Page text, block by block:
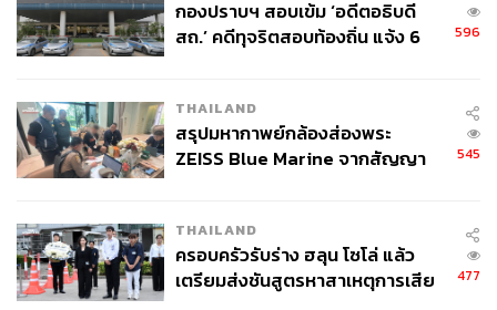
หากฝ่าฝืนก็ไม่ได้มีสภาพบังคับหรือบทลงโทษว่าจะเป็น
อย่างไร โดยส่วนใหญ่หากดำเนินกิจกรรมก็จะเข้าข่ายฝ่าฝืน
ยิ่งชีพ เปิดเผยอีกว่า การจะบอกว่าอะไรทำได้ทำไม่ได้ ขึ้นอยู่
กับการตีความของเจ้าหน้าที่ หากมองว่าการให้บริการฉีด
เพราะไม่ได้กระทบต่อความมั่นคงของรัฐแต่อย่างใด เพราะ
แม้จะเป็นการทำเพื่อหาเสียงก็ควรทำได้เช่นกัน ยิ่งอยู่ใน
บรรยากาศที่รัฐบาลประกาศว่าจะมีการเลือกตั้งในอนาคต
กองปราบฯ สอบเข้ม ‘อดีตอธิบดี
สถ.’ คดีทุจริตสอบท้องถิ่น แจ้ง 6
596
THAILAND
สรุปมหากาพย์กล้องส่องพระ
ZEISS Blue Marine จากสัญญา
จ่ายหนี้-แอบระบุแบรนด์
545
THAILAND
ครอบครัวรับร่าง ฮลุน โซโล่ แล้ว
เตรียมส่งชันสูตรหาสาเหตุการเสีย
477